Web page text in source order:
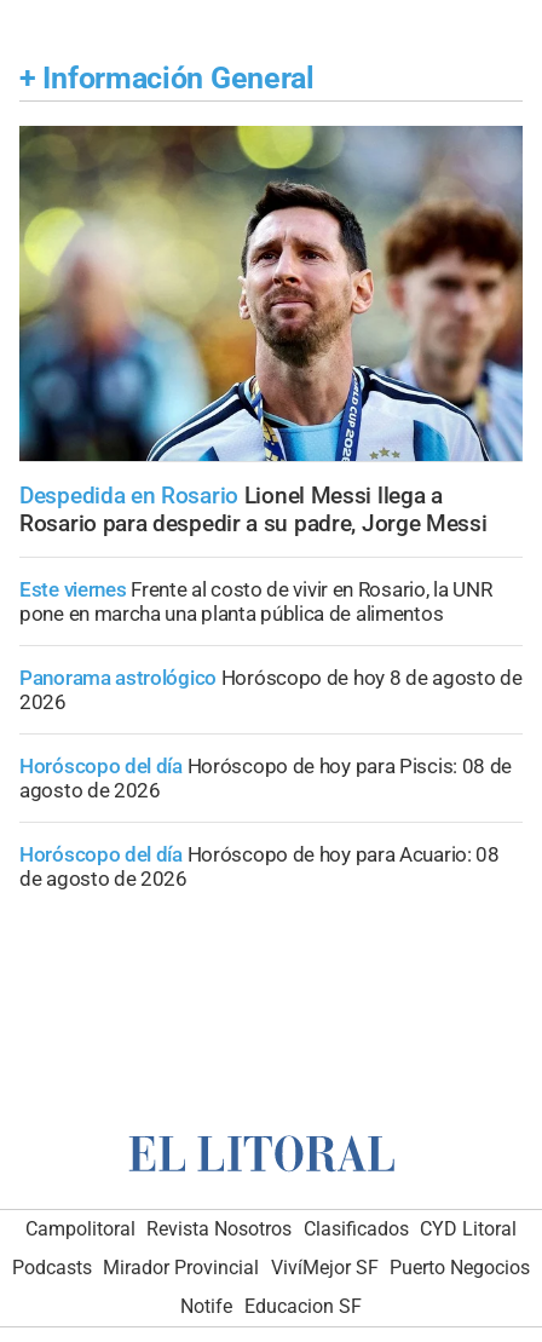
+ Información General
Despedida en Rosario Lionel Messi llega a
Rosario para despedir a su padre, Jorge Messi
Este viernes Frente al costo de vivir en Rosario, la UNR
pone en marcha una planta pública de alimentos
Panorama astrológico Horóscopo de hoy 8 de agosto de
2026
Horóscopo del día Horóscopo de hoy para Piscis: 08 de
agosto de 2026
Horóscopo del día Horóscopo de hoy para Acuario: 08
de agosto de 2026
Campolitoral Revista Nosotros Clasificados CYD Litoral
Podcasts Mirador Provincial VivíMejor SF Puerto Negocios
Notife
Educacion SF